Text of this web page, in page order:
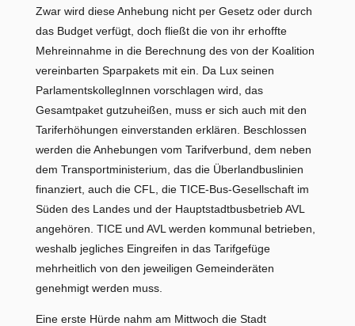
Zwar wird diese Anhebung nicht per Gesetz oder durch
das Budget verfügt, doch fließt die von ihr erhoffte
Mehreinnahme in die Berechnung des von der Koalition
vereinbarten Sparpakets mit ein. Da Lux seinen
ParlamentskollegInnen vorschlagen wird, das
Gesamtpaket gutzuheißen, muss er sich auch mit den
Tariferhöhungen einverstanden erklären. Beschlossen
werden die Anhebungen vom Tarifverbund, dem neben
dem Transportministerium, das die Überlandbuslinien
finanziert, auch die CFL, die TICE-Bus-Gesellschaft im
Süden des Landes und der Hauptstadtbusbetrieb AVL
angehören. TICE und AVL werden kommunal betrieben,
weshalb jegliches Eingreifen in das Tarifgefüge
mehrheitlich von den jeweiligen Gemeinderäten
genehmigt werden muss.
Eine erste Hürde nahm am Mittwoch die Stadt